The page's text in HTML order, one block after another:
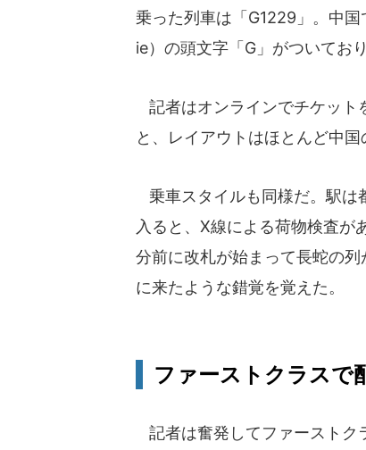
乗った列車は「G1229」。中
ie）の頭文字「G」がついてお
記者はオンラインでチケット
と、レイアウトはほとんど中国
乗車スタイルも同様だ。駅は
入ると、X線による荷物検査
分前に改札が始まって長蛇の
に来たような錯覚を覚えた。
ファーストクラスで
記者は奮発してファーストク